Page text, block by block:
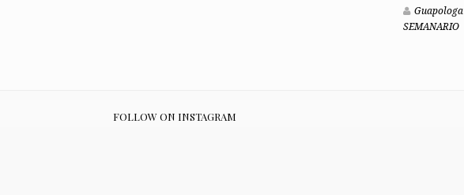
Guapologa
SEMANARIO
FOLLOW ON INSTAGRAM